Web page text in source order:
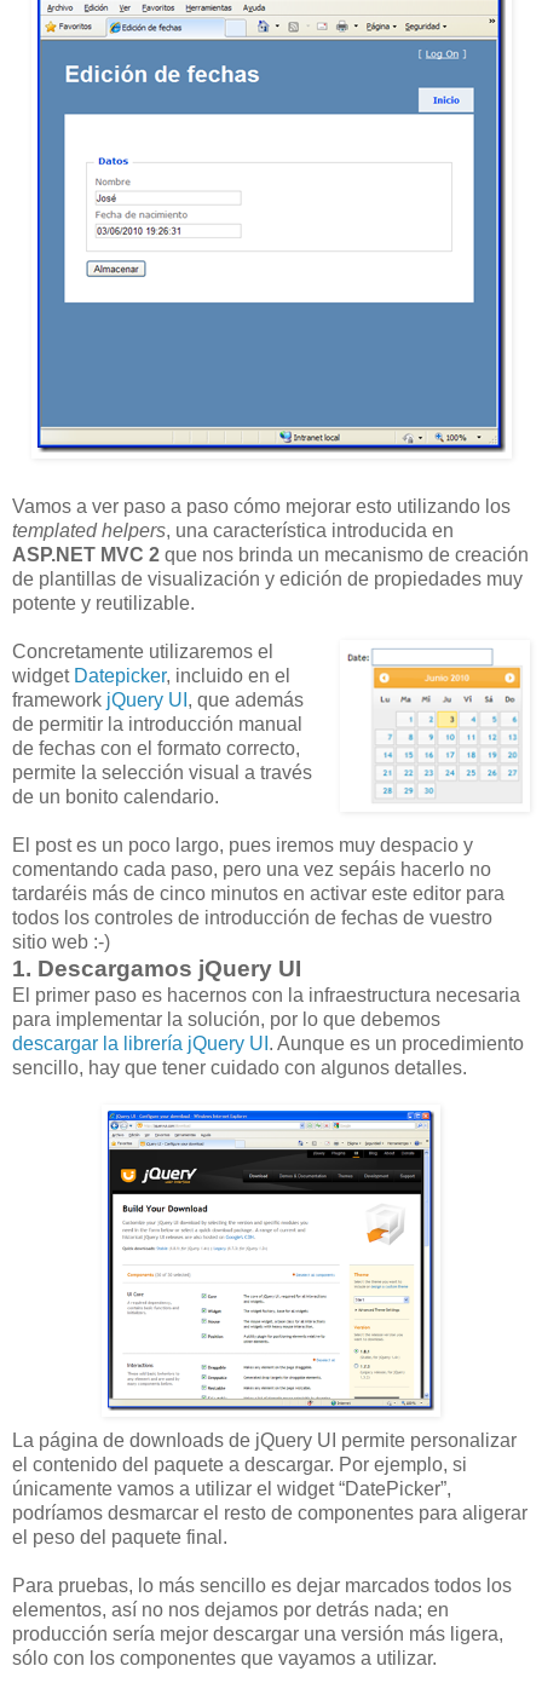
Vamos a ver paso a paso cómo mejorar esto utilizando los
templated helpers, una característica introducida en
ASP.NET MVC 2 que nos brinda un mecanismo de creación
de plantillas de visualización y edición de propiedades muy
potente y reutilizable.
Concretamente utilizaremos el
widget Datepicker, incluido en el
framework jQuery UI , que además
de permitir la introducción manual
de fechas con el formato correcto,
permite la selección visual a través
de un bonito calendario.
El post es un poco largo, pues iremos muy despacio y
comentando cada paso, pero una vez sepáis hacerlo no
tardaréis más de cinco minutos en activar este editor para
todos los controles de introducción de fechas de vuestro
sitio web :-)
1. Descargamos jQuery UI
El primer paso es hacernos con la infraestructura necesaria
para implementar la solución, por lo que debemos
descargar la librería jQuery UI . Aunque es un procedimiento
sencillo, hay que tener cuidado con algunos detalles.
La página de downloads de jQuery UI permite personalizar
el contenido del paquete a descargar. Por ejemplo, si
únicamente vamos a utilizar el widget “DatePicker”,
podríamos desmarcar el resto de componentes para aligerar
el peso del paquete final.
Para pruebas, lo más sencillo es dejar marcados todos los
elementos, así no nos dejamos por detrás nada; en
producción sería mejor descargar una versión más ligera,
sólo con los componentes que vayamos a utilizar.